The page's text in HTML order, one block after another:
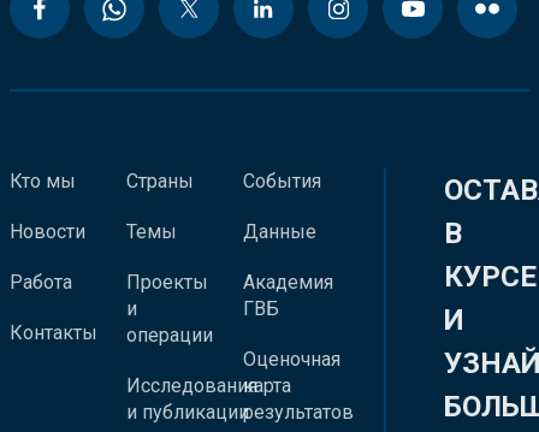
Кто мы
Новости
Работа
Контакты
Страны
Темы
Проекты
и
операции
Исследования
и публикации
События
Данные
Академия
ГВБ
Оценочная
карта
результатов
В
КУРСЕ
И